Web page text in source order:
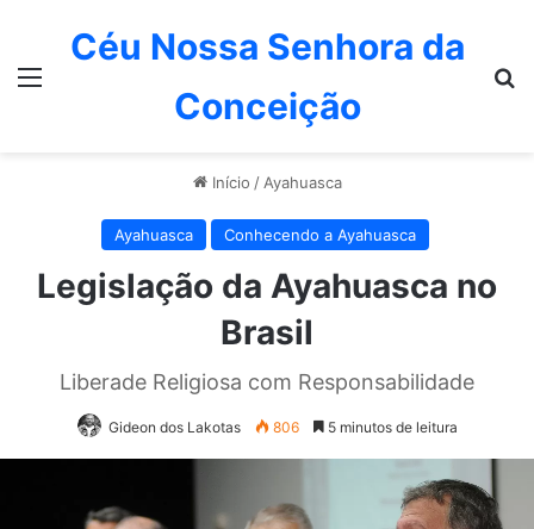
Céu Nossa Senhora da
Conceição
Início / Ayahuasca
Ayahuasca Conhecendo a Ayahuasca
Legislação da Ayahuasca no
Brasil
Liberade Religiosa com Responsabilidade
Gideon dos Lakotas 806 5 minutos de leitura